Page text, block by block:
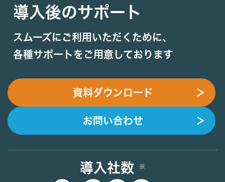
導入後のサポート
スムーズにご利用いただくために、
各種サポートをご用意しております
資料ダウンロード ＞
お問い合わせ ＞
導入社数